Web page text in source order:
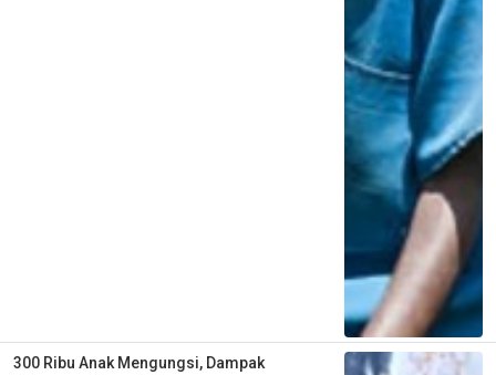
300 Ribu Anak Mengungsi, Dampak